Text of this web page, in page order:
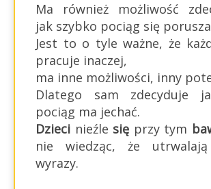
Ma również możliwość
jak szybko pociąg się
Jest to o tyle ważne, że
pracuje inaczej,
ma inne możliwości, inny
Dlatego sam zdecyduje
pociąg ma jechać.
Dzieci nieźle się przy tym
nie wiedząc, że utrwalają
wyrazy.